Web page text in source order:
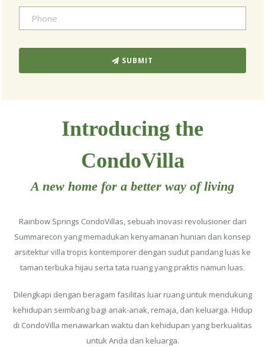
SUBMIT
Introducing the
CondoVilla
A new home for a better way of living
Rainbow Springs CondoVillas, sebuah inovasi revolusioner dari
Summarecon yang memadukan kenyamanan hunian dan konsep
arsitektur villa tropis kontemporer dengan sudut pandang luas ke
taman terbuka hijau serta tata ruang yang praktis namun luas.
Dilengkapi dengan beragam fasilitas luar ruang untuk mendukung
kehidupan seimbang bagi anak-anak, remaja, dan keluarga. Hidup
di CondoVilla menawarkan waktu dan kehidupan yang berkualitas
untuk Anda dan keluarga.